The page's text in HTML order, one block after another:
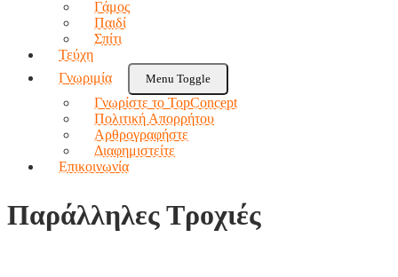
Γάμος
Παιδί
Σπίτι
Τεύχη
Γνωριμία
Menu Toggle
Γνωρίστε το TopConcept
Πολιτική Απορρήτου
Αρθρογραφήστε
Διαφημιστείτε
Επικοινωνία
Παράλληλες Τροχιές